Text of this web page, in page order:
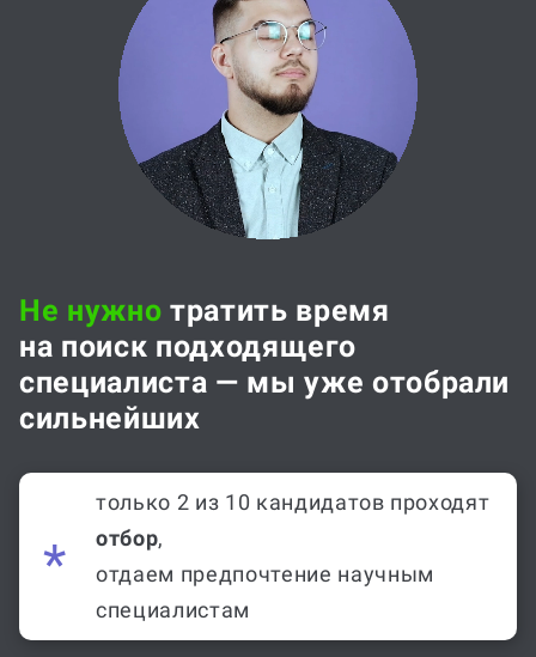
Не нужно тратить время
на поиск подходящего
специалиста — мы уже отобрали
сильнейших
только 2 из 10 кандидатов проходят
отбор,
отдаем предпочтение научным
специалистам